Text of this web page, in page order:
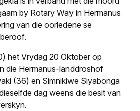
by Rotary Way in Hermanus
van die oorledene se
het Vrydag 20 Oktober op
die Hermanus-landdroshof
(36) en Simnikiwe Siyabonga
dag weens die besit van